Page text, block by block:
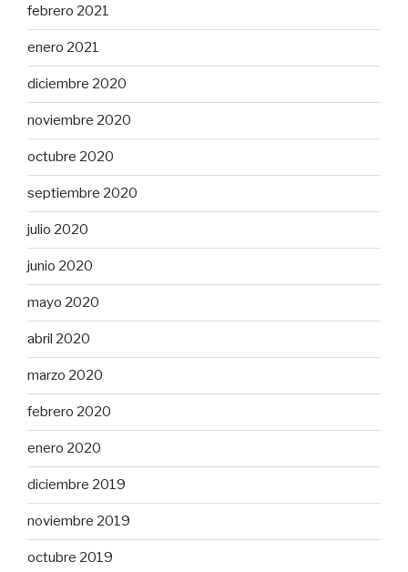
febrero 2021
enero 2021
diciembre 2020
noviembre 2020
octubre 2020
septiembre 2020
julio 2020
junio 2020
mayo 2020
abril 2020
marzo 2020
febrero 2020
enero 2020
diciembre 2019
noviembre 2019
octubre 2019